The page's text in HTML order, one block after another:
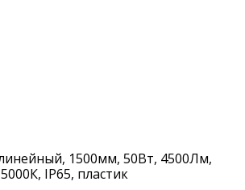
1500мм, 50Вт, 4500Лм,
5000К, IP65, пластик